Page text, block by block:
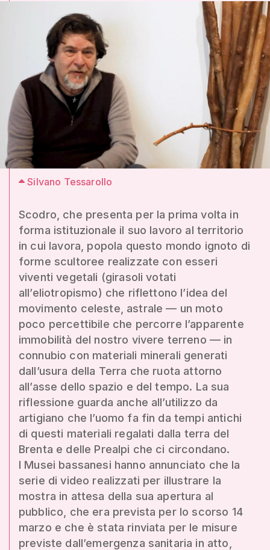
Silvano Tessarollo
Scodro, che presenta per la prima volta in
forma istituzionale il suo lavoro al territorio
in cui lavora, popola questo mondo ignoto di
forme scultoree realizzate con esseri
viventi vegetali (girasoli votati
all’eliotropismo) che riflettono l’idea del
movimento celeste, astrale — un moto
poco percettibile che percorre l’apparente
immobilità del nostro vivere terreno — in
connubio con materiali minerali generati
dall’usura della Terra che ruota attorno
all’asse dello spazio e del tempo. La sua
riflessione guarda anche all’utilizzo da
artigiano che l’uomo fa fin da tempi antichi
di questi materiali regalati dalla terra del
Brenta e delle Prealpi che ci circondano.
I Musei bassanesi hanno annunciato che la
serie di video realizzati per illustrare la
mostra in attesa della sua apertura al
pubblico, che era prevista per lo scorso 14
marzo e che è stata rinviata per le misure
previste dall’emergenza sanitaria in atto,